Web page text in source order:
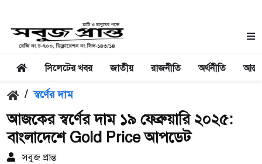
সিলেটের খবর জাতীয় রাজনীতি অর্থনীতি
/ স্বর্ণের দাম
আজকের স্বর্ণের দাম ১৯ ফেব্রুয়ারি ২০২৫:
বাংলাদেশে Gold Price আপডেট
সবুজ প্রান্ত